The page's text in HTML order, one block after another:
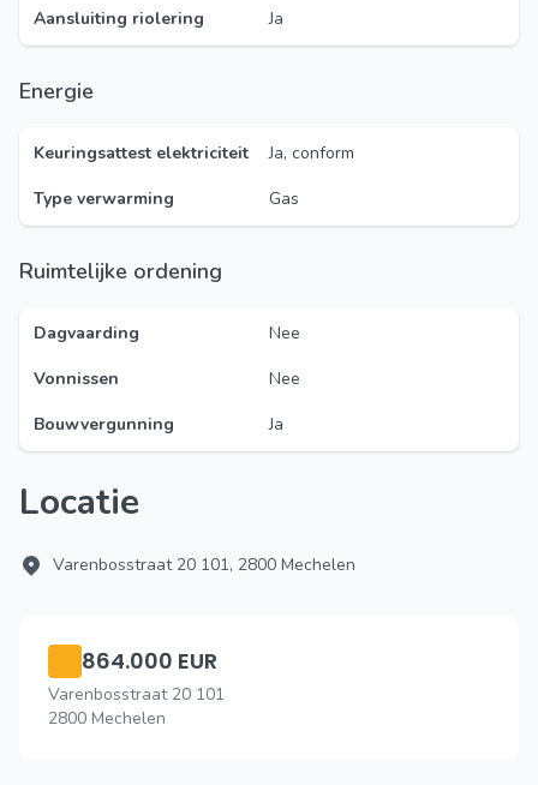
Aansluiting riolering
Ja
Energie
Keuringsattest elektriciteit
Ja, conform
Type verwarming
Gas
Ruimtelijke ordening
Dagvaarding
Nee
Vonnissen
Nee
Bouwvergunning
Ja
Locatie
Varenbosstraat 20 101, 2800 Mechelen
864.000 EUR
Varenbosstraat 20 101
2800 Mechelen